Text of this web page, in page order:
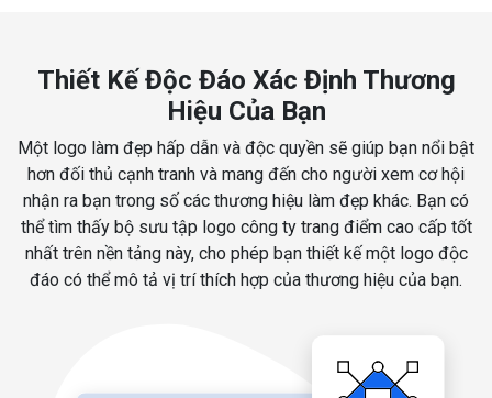
Thiết Kế Độc Đáo Xác Định Thương
Hiệu Của Bạn
Một logo làm đẹp hấp dẫn và độc quyền sẽ giúp bạn nổi bật
hơn đối thủ cạnh tranh và mang đến cho người xem cơ hội
nhận ra bạn trong số các thương hiệu làm đẹp khác. Bạn có
thể tìm thấy bộ sưu tập logo công ty trang điểm cao cấp tốt
nhất trên nền tảng này, cho phép bạn thiết kế một logo độc
đáo có thể mô tả vị trí thích hợp của thương hiệu của bạn.